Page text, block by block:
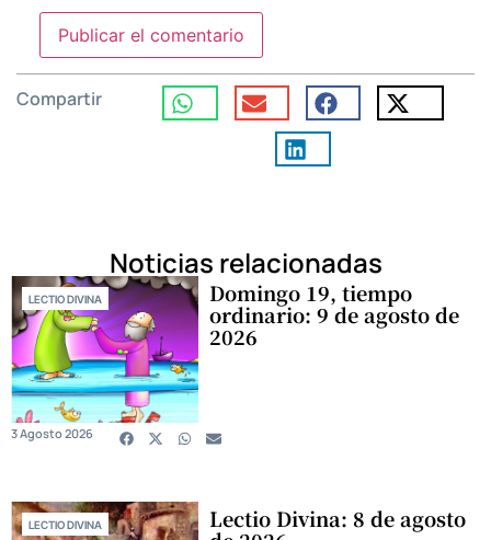
Compartir
Noticias relacionadas
LECTIO DIVINA Domingo 19, tiempo
ordinario: 9 de agosto de
2026
3 Agosto 2026
LECTIO DIVINA Lectio Divina: 8 de agosto